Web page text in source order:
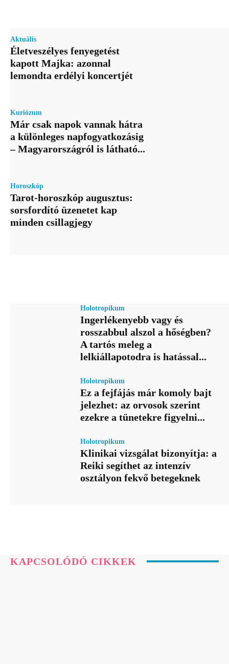
Aktuális
Életveszélyes fenyegetést
kapott Majka: azonnal
lemondta erdélyi koncertjét
Kuriózum
Már csak napok vannak hátra
a különleges napfogyatkozásig
– Magyarországról is látható...
Horoszkóp
Tarot-horoszkóp augusztus:
sorsfordító üzenetet kap
minden csillagjegy
Holotropikum
Ingerlékenyebb vagy és
rosszabbul alszol a hőségben?
A tartós meleg a
lelkiállapotodra is hatással...
Holotropikum
Ez a fejfájás már komoly bajt
jelezhet: az orvosok szerint
ezekre a tünetekre figyelni...
Holotropikum
Klinikai vizsgálat bizonyítja: a
Reiki segíthet az intenzív
osztályon fekvő betegeknek
KAPCSOLÓDÓ CIKKEK